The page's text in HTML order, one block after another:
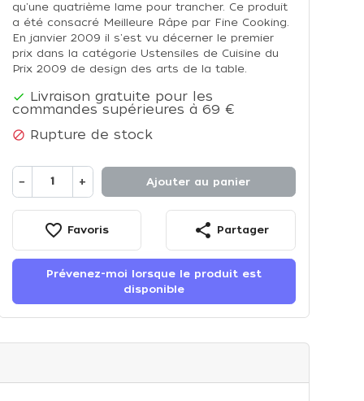
qu'une quatrième lame pour trancher. Ce produit
a été consacré Meilleure Râpe par Fine Cooking.
En janvier 2009 il s'est vu décerner le premier
prix dans la catégorie Ustensiles de Cuisine du
Prix 2009 de design des arts de la table.
 Livraison gratuite pour les
commandes supérieures à 69 €
 Rupture de stock
− + Ajouter au panier
favorite_border Favoris share Partager
Prévenez-moi lorsque le produit est
disponible